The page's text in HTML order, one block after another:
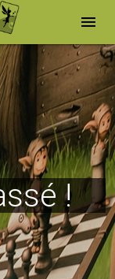
menu
!